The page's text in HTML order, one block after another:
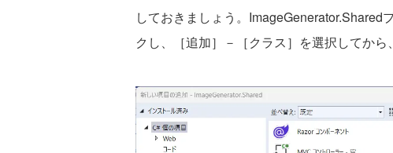
しておきましょう。
クし、［追加］－［クラス］を選択してから